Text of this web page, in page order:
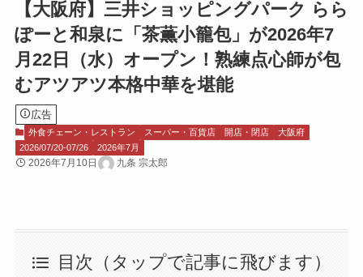
【大阪府】三井ショッピングパーク らら
ぽーと和泉に「茶薫小籠包」が2026年7
月22日（水）オープン！熟練点心師が包
むアツアツ本格中華を堪能
広告
外食チェーン・レストラン スーパー・百貨店 開店・閉店
大阪府
2026/07/20-07/26
2026年7月
2026年7月10日 九条 宗太郎
目次（タップで記事に飛びます）